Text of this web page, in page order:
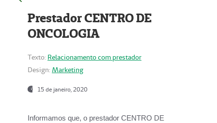
Prestador CENTRO DE
ONCOLOGIA
Texto: Relacionamento com prestador
Design: Marketing
15 de janeiro, 2020
Informamos que, o prestador CENTRO DE